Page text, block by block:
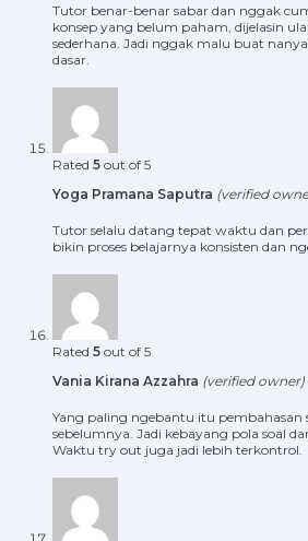
Tutor benar-benar sabar dan nggak
konsep yang belum paham, dijelasin
sederhana. Jadi nggak malu buat
dasar.
Rated 5 out of 5
Yoga Pramana Saputra (verified
Tutor selalu datang tepat waktu dan
bikin proses belajarnya konsisten dan
Rated 5 out of 5
Vania Kirana Azzahra (verified owner)
Yang paling ngebantu itu pembahasan
sebelumnya. Jadi kebayang pola soal
Waktu try out juga jadi lebih terkontrol.